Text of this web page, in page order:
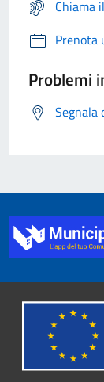
Chiama
Prenota
Problemi
Segnala